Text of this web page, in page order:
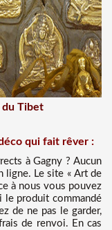
Tibet
qui fait rêver :
à Gagny ? Aucun
ligne. Le site « Art de
à nous vous pouvez
le produit commandé
de ne pas le garder,
de renvoi. En cas